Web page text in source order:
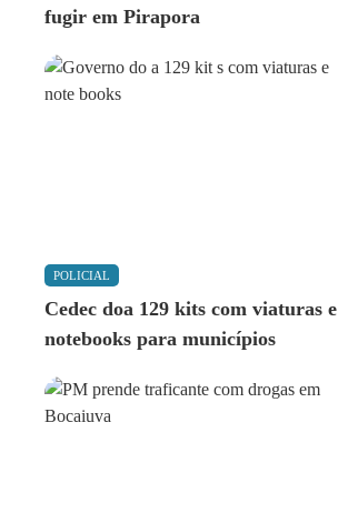
fugir em Pirapora
POLICIAL
Cedec doa 129 kits com viaturas e
notebooks para municípios